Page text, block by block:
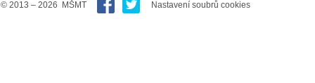
© 2013 – 2026 MŠMT Nastavení soubrů cookies